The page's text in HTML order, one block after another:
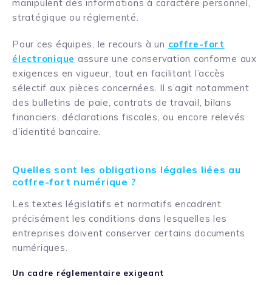
manipulent des informations à caractère personnel,
stratégique ou réglementé.
Pour ces équipes, le recours à un coffre-fort
électronique assure une conservation conforme aux
exigences en vigueur, tout en facilitant l’accès
sélectif aux pièces concernées. Il s’agit notamment
des bulletins de paie, contrats de travail, bilans
financiers, déclarations fiscales, ou encore relevés
d’identité bancaire.
Quelles sont les obligations légales liées au
coffre-fort numérique ?
Les textes législatifs et normatifs encadrent
précisément les conditions dans lesquelles les
entreprises doivent conserver certains documents
numériques.
Un cadre réglementaire exigeant